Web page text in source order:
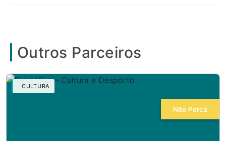
Outros Parceiros
Não Perca
CULTURA